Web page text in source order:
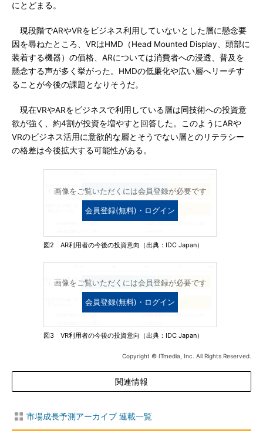
にとどまる。
現段階でARやVRをビジネス利用していないとした層に懸念要
因を尋ねたところ、VRはHMD（Head Mounted Display、頭部に
装着する機器）の価格、ARについては消費者への浸透、普及を
懸念する声が多く挙がった。HMDの低廉化や広い層へリーチす
ることが今後の課題となりそうだ。
現在VRやARをビジネスで利用している層は同技術への投資意
欲が強く、約4割が投資を増やすと回答した。このようにARや
VRのビジネス活用に意欲的な層とそうでない層とのリテラシー
の格差は今後拡大する可能性がある。
画像をご覧いただくには会員登録が必要です
会員登録(無料)・ログイン
図2 AR利用者の今後の投資意向（出典：IDC Japan）
画像をご覧いただくには会員登録が必要です
会員登録(無料)・ログイン
図3 VR利用者の今後の投資意向（出典：IDC Japan）
Copyright © ITmedia, Inc. All Rights Reserved.
関連情報
市場成長予測アーカイブ 連載一覧